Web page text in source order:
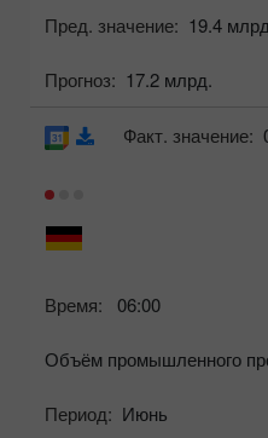
Пред. значение: 19.4
Прогноз: 17.2 млрд.
Время: 06:00
Объём промышленного
Период: Июнь
Факт. значение: